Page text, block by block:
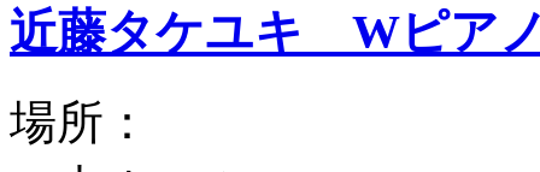
近藤タケユキ Wピア
場所：